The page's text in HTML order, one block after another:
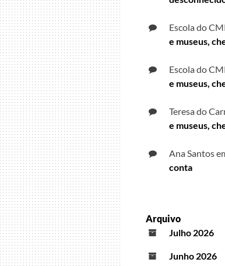
Escola do
e museus,
Escola do
e museus,
Teresa do
e museus,
Ana Santos
conta
Arquivo
Julho 2026
Junho 2026